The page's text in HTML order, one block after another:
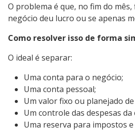
O problema é que, no fim do mês,
negócio deu lucro ou se apenas
Como resolver isso de forma
O ideal é separar:
Uma conta para o negócio;
Uma conta pessoal;
Um valor fixo ou planejado
Um controle das despesas da
Uma reserva para impostos